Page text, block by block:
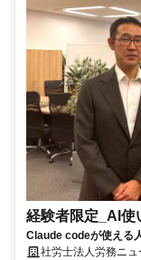
経験者限定_AI使
Claude codeが使える
社労士法人労務ニュ